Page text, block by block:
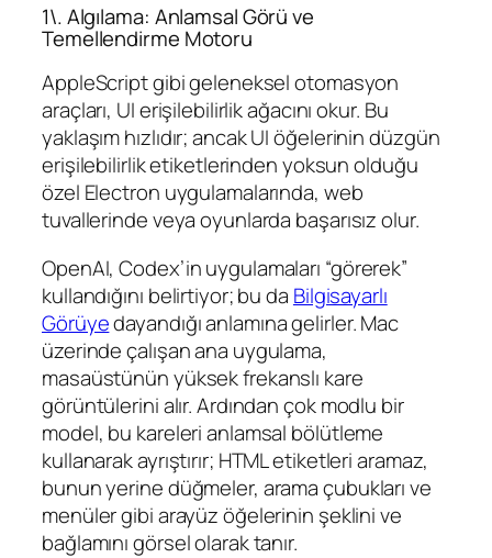
1\. Algılama: Anlamsal Görü ve
Temellendirme Motoru
AppleScript gibi geleneksel otomasyon
araçları, UI erişilebilirlik ağacını okur. Bu
yaklaşım hızlıdır; ancak UI öğelerinin düzgün
erişilebilirlik etiketlerinden yoksun olduğu
özel Electron uygulamalarında, web
tuvallerinde veya oyunlarda başarısız olur.
OpenAI, Codex’in uygulamaları “görerek”
kullandığını belirtiyor; bu da Bilgisayarlı
Görüyedayandığı anlamına gelirler. Mac
üzerinde çalışan ana uygulama,
masaüstünün yüksek frekanslı kare
görüntülerini alır. Ardından çok modlu bir
model, bu kareleri anlamsal bölütleme
kullanarak ayrıştırır; HTML etiketleri aramaz,
bunun yerine düğmeler, arama çubukları ve
menüler gibi arayüz öğelerinin şeklini ve
bağlamını görsel olarak tanır.